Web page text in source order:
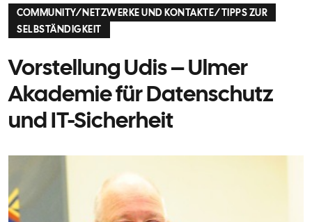
COMMUNITY/NETZWERKE UND KONTAKTE/TIPPS ZUR
SELBSTÄNDIGKEIT
Vorstellung Udis – Ulmer
Akademie für Datenschutz
und IT-Sicherheit